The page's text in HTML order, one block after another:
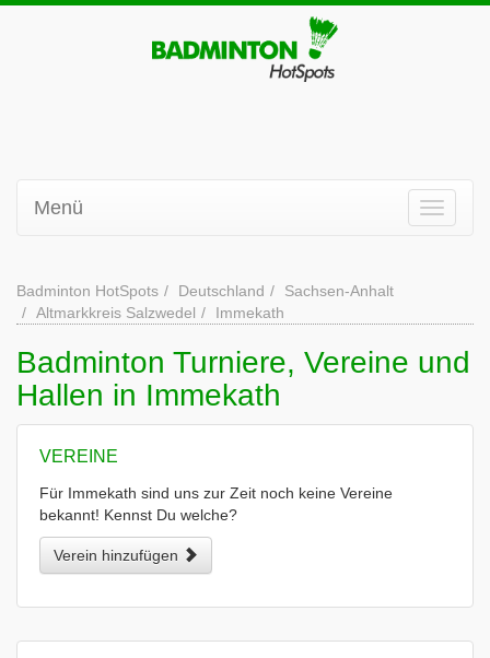
Menü
Badminton HotSpots Deutschland
Sachsen-Anhalt
Altmarkkreis Salzwedel
Immekath
Badminton Turniere, Vereine und
Hallen in Immekath
VEREINE
Für Immekath sind uns zur Zeit noch keine Vereine
bekannt! Kennst Du welche?
Verein hinzufügen